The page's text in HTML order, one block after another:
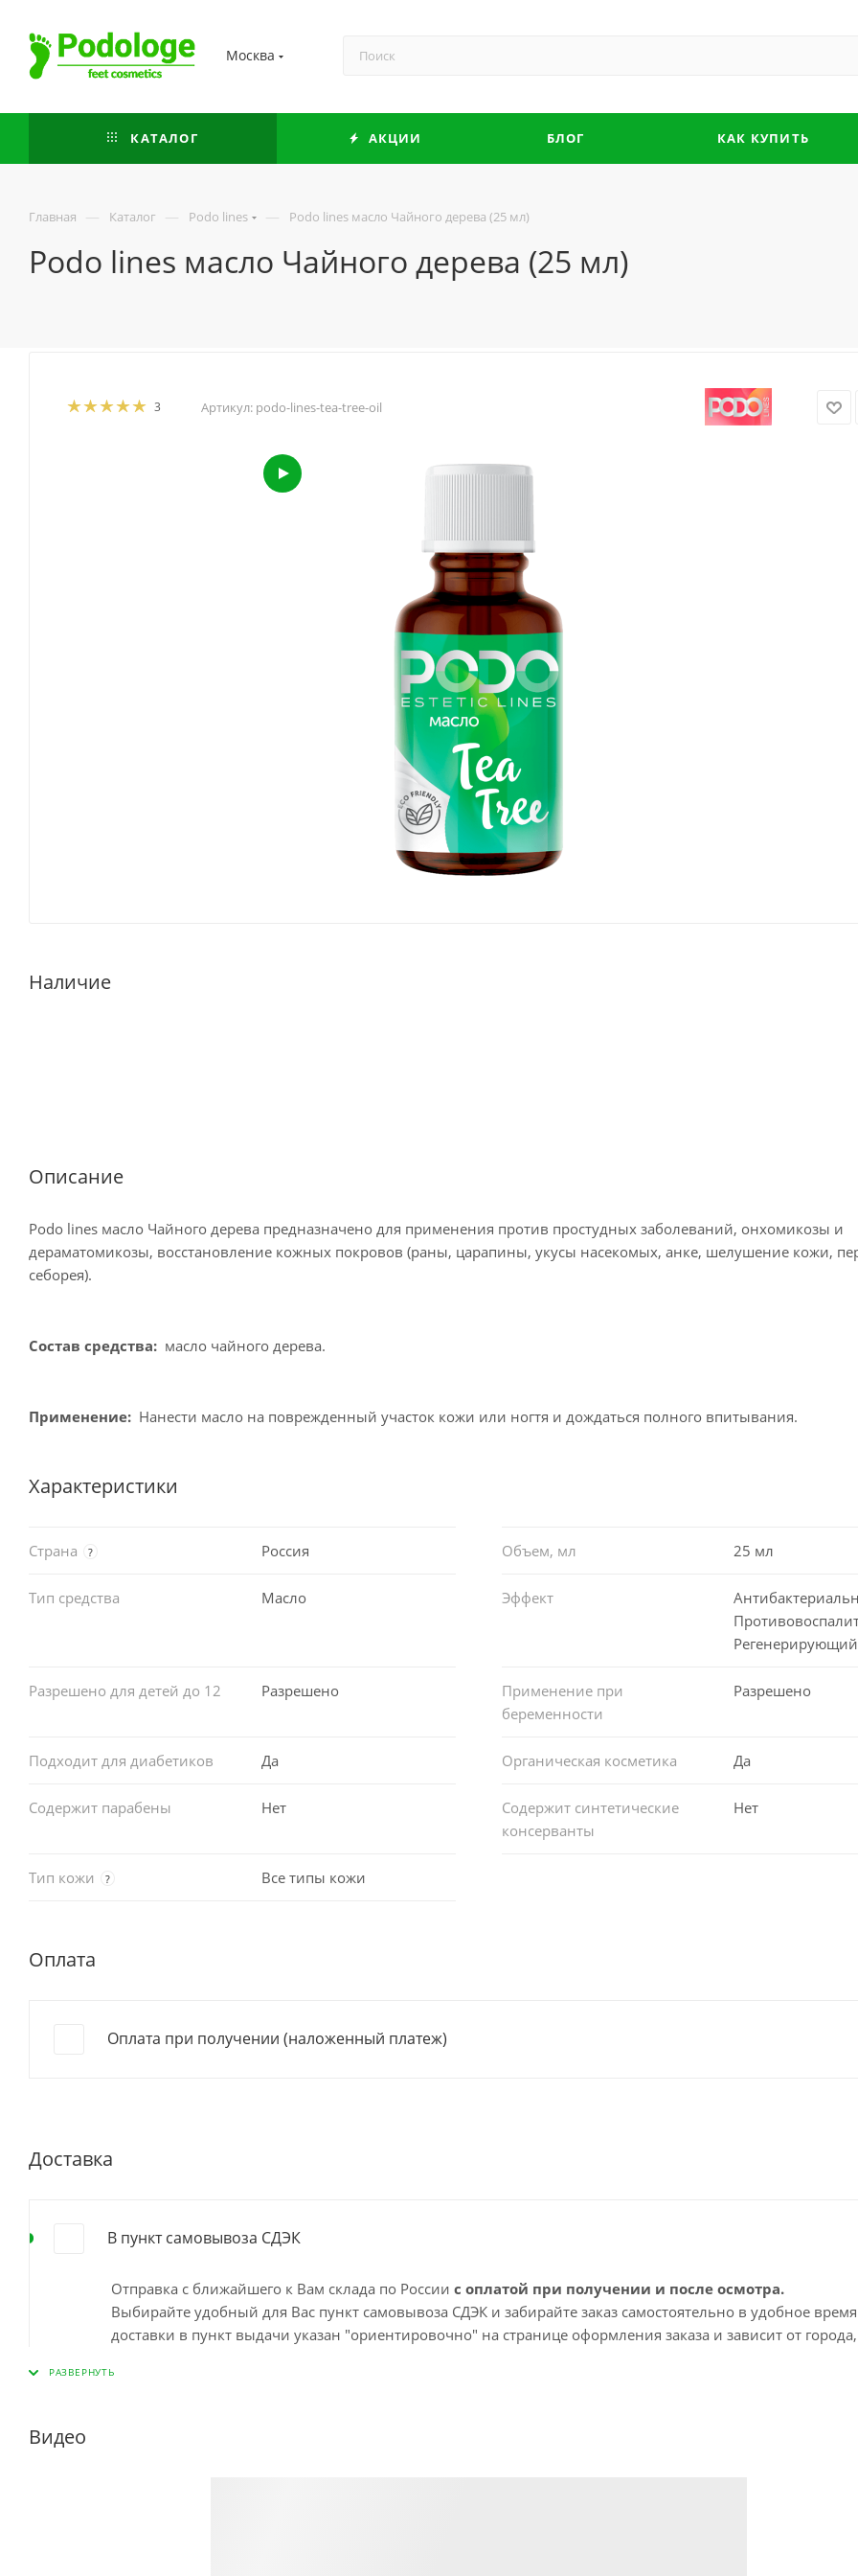
Москва
КАТАЛОГ АКЦИИ БЛОГ КАК КУПИТЬ
Главная — Каталог — Podo lines — Podo lines масло Чайного дерева (25 мл)
Podo lines масло Чайного дерева (25 мл)
3 Артикул: podo-lines-tea-tree-oil
Наличие
Описание
Podo lines масло Чайного дерева предназначено для применения против простудных заболеваний, онхомикозы и
дераматомикозы, восстановление кожных покровов (раны, царапины, укусы насекомых, анке, шелушение кожи,
себорея).
Состав средства: масло чайного дерева.
Применение: Нанести масло на поврежденный участок кожи или ногтя и дождаться полного впитывания.
Характеристики
Страна ? Россия Объем, мл 25 мл
Тип средства Масло Эффект
Регенерирующий
Разрешено для детей до 12 Разрешено
Применение при
беременности
Разрешено
Подходит для диабетиков Да Органическая косметика Да
Содержит парабены Нет
Содержит синтетические
консерванты
Нет
Тип кожи ? Все типы кожи
Оплата
Оплата при получении (наложенный платеж)
Доставка
В пункт самовывоза СДЭК
Отправка с ближайшего к Вам склада по России с оплатой при получении и после осмотра.
Выбирайте удобный для Вас пункт самовывоза СДЭК и забирайте заказ самостоятельно в удобное
доставки в пункт выдачи указан "ориентировочно" на странице оформления заказа и зависит от города,
пункте самовывоза до 10 дней Остались вопросы по доставке напишите нам?
Видео